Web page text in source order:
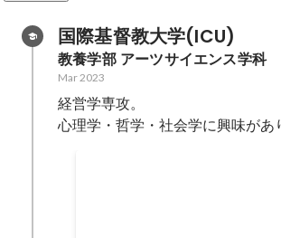
国際基督教大学(ICU)
教養学部 アーツサイエンス学科
Mar 2023
経営学専攻。
心理学・哲学・社会学に興味があ